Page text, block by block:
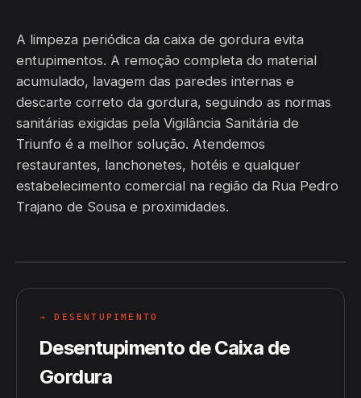
A limpeza periódica da caixa de gordura evita
entupimentos. A remoção completa do material
acumulado, lavagem das paredes internas e
descarte correto da gordura, seguindo as normas
sanitárias exigidas pela Vigilância Sanitária de
Triunfo é a melhor solução. Atendemos
restaurantes, lanchonetes, hotéis e qualquer
estabelecimento comercial na região da Rua Pedro
Trajano de Sousa e proximidades.
→ DESENTUPIMENTO
Desentupimento de Caixa de
Gordura